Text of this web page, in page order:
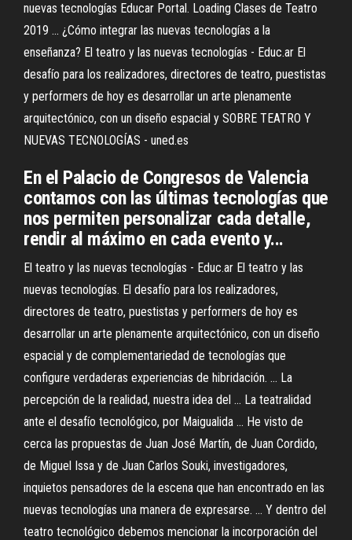
nuevas tecnologías Educar Portal. Loading Clases de Teatro
2019 ... ¿Cómo integrar las nuevas tecnologías a la
enseñanza? El teatro y las nuevas tecnologías - Educ.ar El
desafío para los realizadores, directores de teatro, puestistas
y performers de hoy es desarrollar un arte plenamente
arquitectónico, con un diseño espacial y SOBRE TEATRO Y
NUEVAS TECNOLOGÍAS - uned.es
En el Palacio de Congresos de Valencia
contamos con las últimas tecnologías que
nos permiten personalizar cada detalle,
rendir al máximo en cada evento y...
El teatro y las nuevas tecnologías - Educ.ar El teatro y las
nuevas tecnologías. El desafío para los realizadores,
directores de teatro, puestistas y performers de hoy es
desarrollar un arte plenamente arquitectónico, con un diseño
espacial y de complementariedad de tecnologías que
configure verdaderas experiencias de hibridación. ... La
percepción de la realidad, nuestra idea del ... La teatralidad
ante el desafío tecnológico, por Maigualida ... He visto de
cerca las propuestas de Juan José Martín, de Juan Cordido,
de Miguel Issa y de Juan Carlos Souki, investigadores,
inquietos pensadores de la escena que han encontrado en las
nuevas tecnologías una manera de expresarse. ... Y dentro del
teatro tecnológico debemos mencionar la incorporación del